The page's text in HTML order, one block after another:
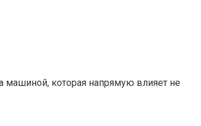
машиной, которая напрямую влияет не